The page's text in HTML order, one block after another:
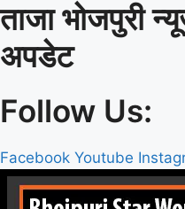
Skip
to
content
ताजा भोजपुरी
अपडेट
Follow Us:
Facebook Youtube